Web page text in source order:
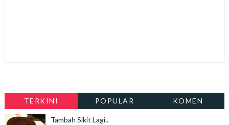
TERKINI POPULAR KOMEN
Tambah Sikit Lagi..